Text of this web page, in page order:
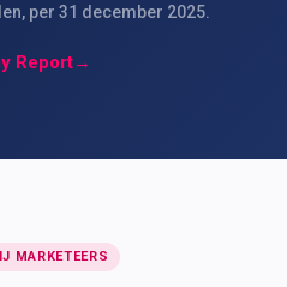
per 31 december 2025.
Report→
MARKETEERS